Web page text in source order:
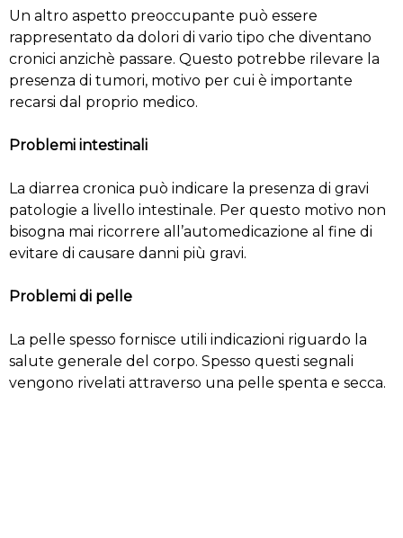
Un altro aspetto preoccupante può essere
rappresentato da dolori di vario tipo che diventano
cronici anzichè passare. Questo potrebbe rilevare la
presenza di tumori, motivo per cui è importante
recarsi dal proprio medico.
Problemi intestinali
La diarrea cronica può indicare la presenza di gravi
patologie a livello intestinale. Per questo motivo non
bisogna mai ricorrere all’automedicazione al fine di
evitare di causare danni più gravi.
Problemi di pelle
La pelle spesso fornisce utili indicazioni riguardo la
salute generale del corpo. Spesso questi segnali
vengono rivelati attraverso una pelle spenta e secca.